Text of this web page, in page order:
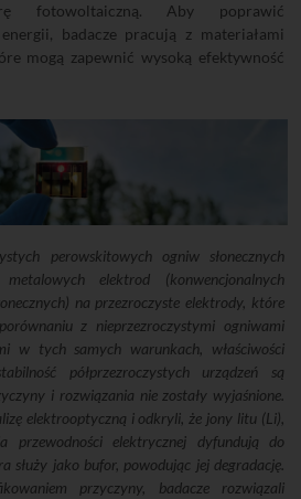
fotowoltaiczną. Aby poprawić
badacze pracują z materiałami
mogą zapewnić wysoką efektywność
perowskitowych ogniw słonecznych
elektrod (konwencjonalnych
na przezroczyste elektrody, które
z nieprzezroczystymi ogniwami
w tych samych warunkach, właściwości
półprzezroczystych urządzeń są
i rozwiązania nie zostały wyjaśnione.
elektrooptyczną i odkryli, że jony litu (Li),
przewodności elektrycznej dyfundują do
służy jako bufor, powodując jej degradację.
przyczyny, badacze rozwiązali